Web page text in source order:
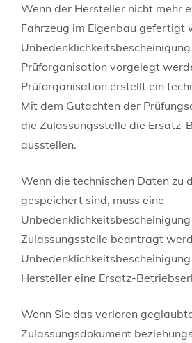
Wenn der Hersteller nicht mehr
Fahrzeug im Eigenbau gefertigt
Prüforganisation vorgelegt
Prüforganisation erstellt ein
Mit dem Gutachten der
die Zulassungsstelle die Ersatz-
ausstellen.
Wenn die technischen Daten zu
gespeichert sind, muss eine
Zulassungsstelle beantragt
Hersteller eine Ersatz-
Wenn Sie das verloren
Zulassungsdokument